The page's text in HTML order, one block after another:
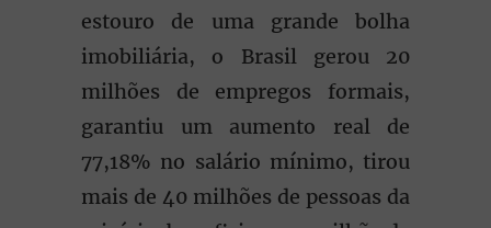
estouro de uma grande bolha
imobiliária, o Brasil gerou 20
milhões de empregos formais,
garantiu um aumento real de
77,18% no salário mínimo, tirou
mais de 40 milhões de pessoas da